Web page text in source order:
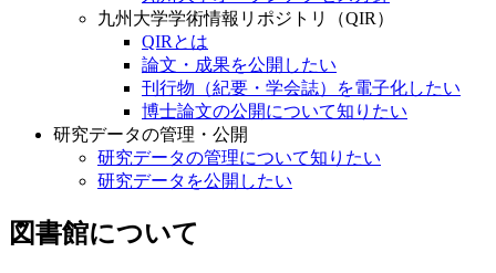
九州大学学術情報リポジトリ（QIR）
QIRとは
論文・成果を公開したい
刊行物（紀要・学会誌）を電子化したい
博士論文の公開について知りたい
研究データの管理・公開
研究データの管理について知りたい
研究データを公開したい
図書館について